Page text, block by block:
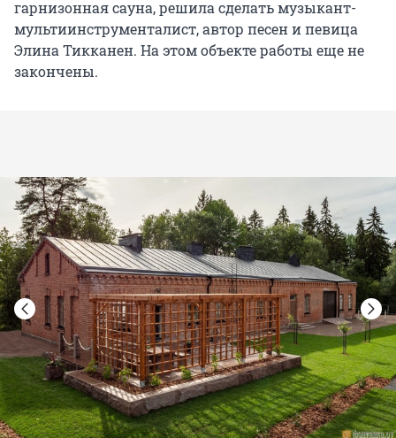
гарнизонная сауна, решила сделать музыкант-
мультиинструменталист, автор песен и певица
Элина Тикканен. На этом объекте работы еще не
закончены.